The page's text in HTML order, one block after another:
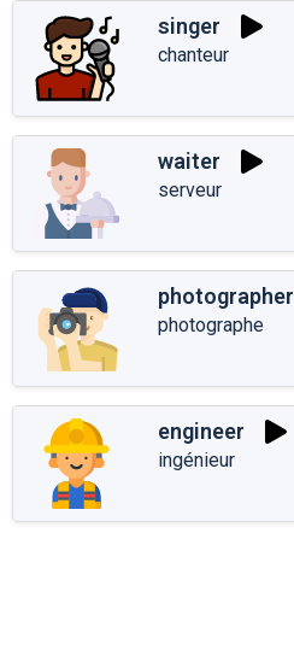
singer
chanteur
waiter
serveur
photographer
photographe
engineer
ingénieur